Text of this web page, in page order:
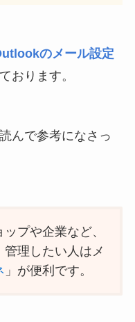
のメール設定
おります。
んで参考になさっ
プや企業など、
理したい人はメ
」が便利です。